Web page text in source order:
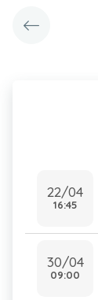
22/04
16:45
30/04
09:00